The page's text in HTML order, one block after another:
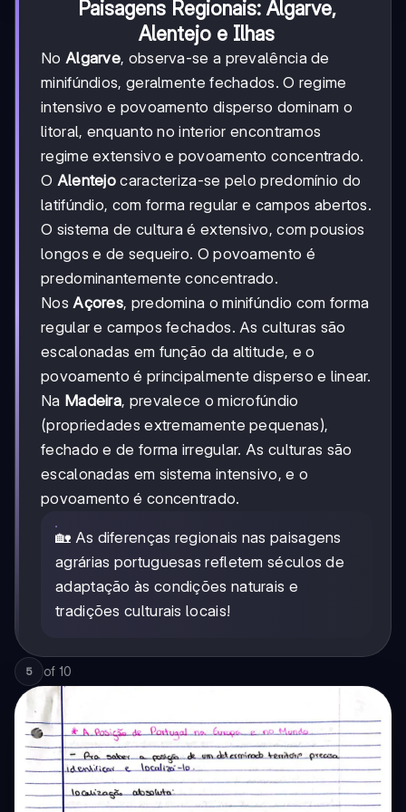
Paisagens Regionais: Algarve,
Alentejo e Ilhas
No Algarve, observa-se a prevalência de
minifúndios, geralmente fechados. O regime
intensivo e povoamento disperso dominam o
litoral, enquanto no interior encontramos
regime extensivo e povoamento concentrado.
O Alentejo caracteriza-se pelo predomínio do
latifúndio, com forma regular e campos abertos.
O sistema de cultura é extensivo, com pousios
longos e de sequeiro. O povoamento é
predominantemente concentrado.
NosAçores, predomina o minifúndio com forma
regular e campos fechados. As culturas são
escalonadas em função da altitude, e o
povoamento é principalmente disperso e linear.
Na Madeira, prevalece o microfúndio
(propriedades extremamente pequenas),
fechado e de forma irregular. As culturas são
escalonadas em sistema intensivo, e o
povoamento é concentrado.
🏡 As diferenças regionais nas paisagens
agrárias portuguesas refletem séculos de
adaptação às condições naturais e
tradições culturais locais!
5 of 10